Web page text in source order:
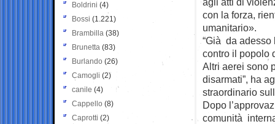
con la forza,
umanitario».
“Già da adesso
contro il popolo
Altri aerei sono
disarmati”, ha
straordinario
Dopo
comunità
Boldrini (4)
Bossi (1.221)
Brambilla (38)
Brunetta (83)
Burlando (26)
Camogli (2)
canile (4)
Cappello (8)
Caprotti (2)